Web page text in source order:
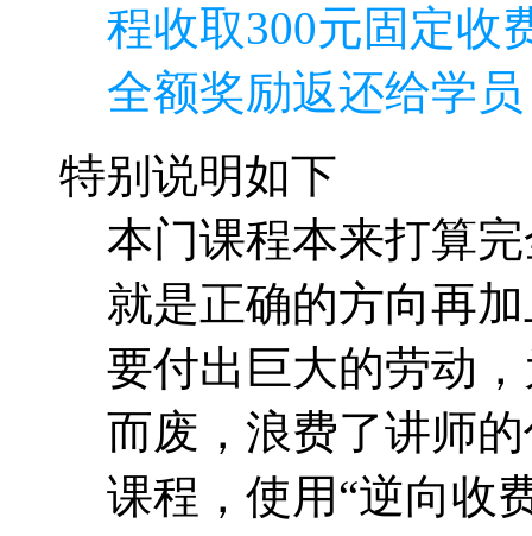
程收取300元固定收
全额奖励返还给学
特别说明如下
本门课程本来打算
就是正确的方向再
要付出巨大的劳动
而废，浪费了讲师
课程，使用“逆向收